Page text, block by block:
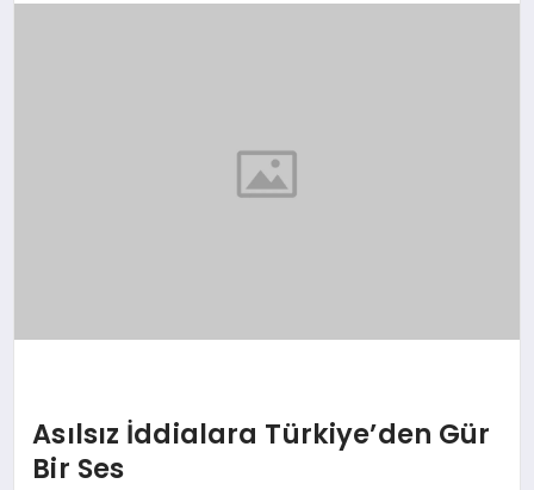
Asılsız İddialara Türkiye’den Gür
Bir Ses